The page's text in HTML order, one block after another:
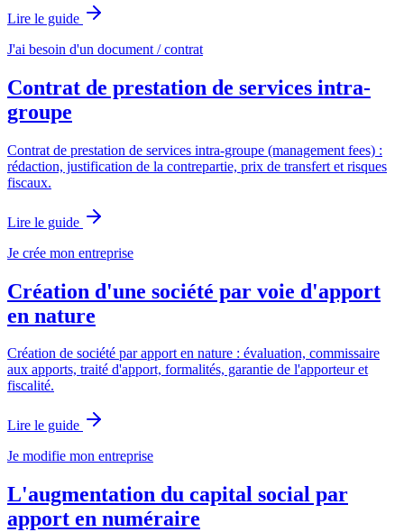
Lire le guide
J'ai besoin d'un document / contrat
Contrat de prestation de services intra-
groupe
Contrat de prestation de services intra-groupe (management fees) :
rédaction, justification de la contrepartie, prix de transfert et risques
fiscaux.
Lire le guide
Je crée mon entreprise
Création d'une société par voie d'apport
en nature
Création de société par apport en nature : évaluation, commissaire
aux apports, traité d'apport, formalités, garantie de l'apporteur et
fiscalité.
Lire le guide
Je modifie mon entreprise
L'augmentation du capital social par
apport en numéraire